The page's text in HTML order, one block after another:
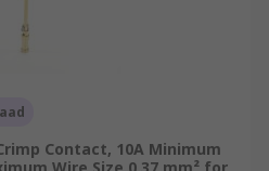
Crimp Contact, 10A Minimum